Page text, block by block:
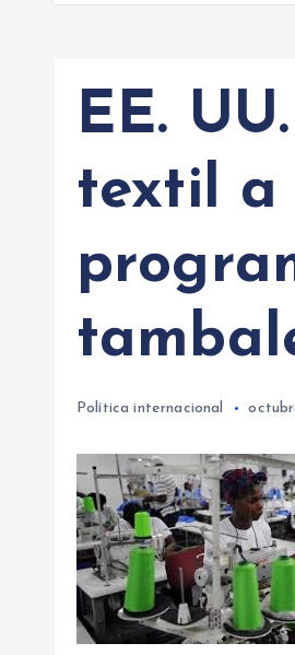
EE.
textil a
Política internacional